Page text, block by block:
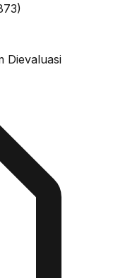
)
Dievaluasi